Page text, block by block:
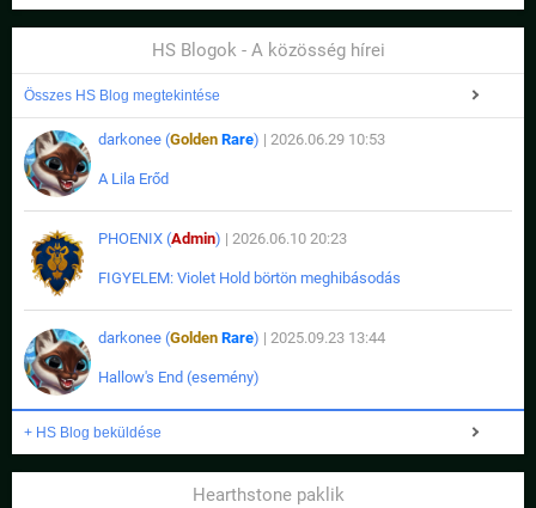
HS Blogok - A közösség hírei
Összes HS Blog megtekintése
darkonee (Golden Rare) | 2026.06.29 10:53
A Lila Erőd
PHOENIX (Admin) | 2026.06.10 20:23
FIGYELEM: Violet Hold börtön meghibásodás
darkonee (Golden Rare) | 2025.09.23 13:44
Hallow's End (esemény)
+ HS Blog beküldése
Hearthstone paklik